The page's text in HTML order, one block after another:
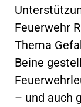
Feuerwehr
Thema
Beine
– und auch